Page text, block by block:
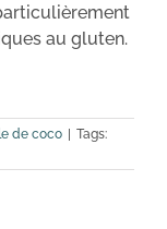
au gluten.
de coco | Tags: